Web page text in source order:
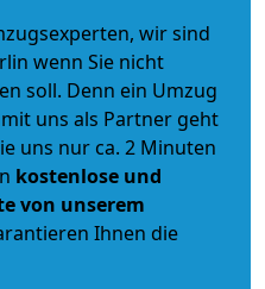
wir sind
wenn Sie nicht
soll. Denn ein Umzug
uns als Partner geht
uns nur ca. 2 Minuten
kostenlose und
von unserem
Ihnen die